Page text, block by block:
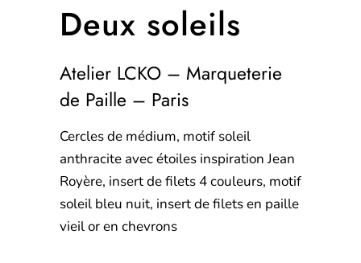
Deux soleils
Atelier LCKO – Marqueterie
de Paille – Paris
Cercles de médium, motif soleil
anthracite avec étoiles inspiration Jean
Royère, insert de filets 4 couleurs, motif
soleil bleu nuit, insert de filets en paille
vieil or en chevrons